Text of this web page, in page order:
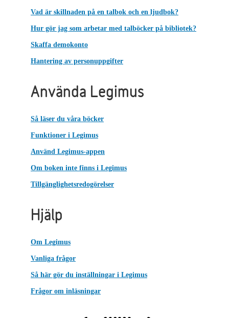
Vad är skillnaden på en talbok och en ljudbok?
Hur gör jag som arbetar med talböcker på bibliotek?
Skaffa demokonto
Hantering av personuppgifter
Använda Legimus
Så läser du våra böcker
Funktioner i Legimus
Använd Legimus-appen
Om boken inte finns i Legimus
Tillgänglighetsredogörelser
Hjälp
Om Legimus
Vanliga frågor
Så här gör du inställningar i Legimus
Frågor om inläsningar